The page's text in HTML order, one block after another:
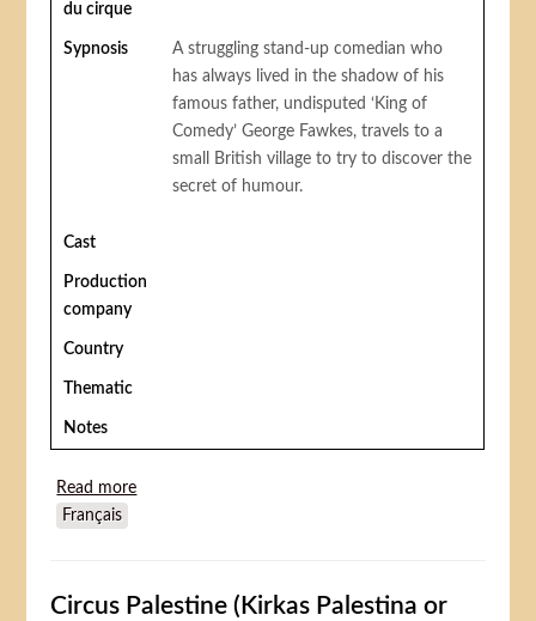
du cirque
Sypnosis
A struggling stand-up comedian who
has always lived in the shadow of his
famous father, undisputed ‘King of
Comedy’ George Fawkes, travels to a
small British village to try to discover the
secret of humour.
Cast
Production
company
Country
Thematic
Notes
Read more
Français
Circus Palestine (Kirkas Palestina or